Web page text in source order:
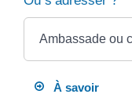
Ambassade ou
À savoir